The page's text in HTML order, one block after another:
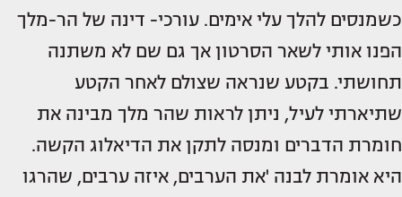
כשמנסים להלך עלי אימים. עורכי- דינה של הר-מלך
הפנו אותי לשאר הסרטון אך גם שם לא משתנה
תחושתי. בקטע שנראה שצולם לאחר הקטע
שתיארתי לעיל, ניתן לראות שהר מלך מבינה את
חומרת הדברים ומנסה לתקן את הדיאלוג הקשה.
היא אומרת לבנה 'את הערבים, איזה ערבים, שהרגו